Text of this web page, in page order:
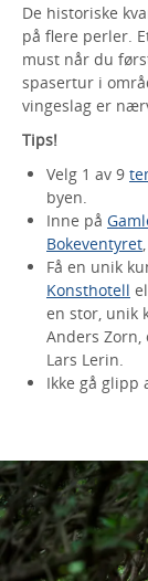
De historiske
på flere perler.
must når du
spasertur i
vingeslag er
Tips!
Velg 1 av 9
byen.
Inne på
Bokeventyret
Få en unik
Konsthotell
en stor, unik
Anders Zorn,
Lars Lerin.
Ikke gå glipp